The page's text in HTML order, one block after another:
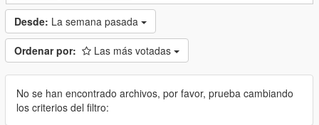
Desde: La semana pasada
Ordenar por: Las más votadas
No se han encontrado archivos, por favor, prueba cambiando
los criterios del filtro: